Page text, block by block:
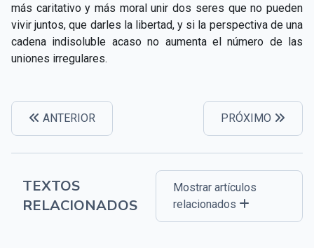
más caritativo y más moral unir dos seres que no pueden
vivir juntos, que darles la libertad, y si la perspectiva de una
cadena indisoluble acaso no aumenta el número de las
uniones irregulares.
ANTERIOR PRÓXIMO
TEXTOS
RELACIONADOS
Mostrar artículos
relacionados